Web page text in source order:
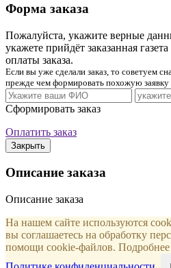
Форма заказа
Пожалуйста, укажите верные
укажете прийдёт заказанная
оплаты заказа.
Если вы уже сделали заказ, то советуем
прежде чем формировать похожую заявку
Сформировать заказ
Оплатить заказ
Закрыть
Описание заказа
Описание заказа
На нашем сайте используются
вы соглашаетесь на обработку
помощи cookie-файлов. Подробнее